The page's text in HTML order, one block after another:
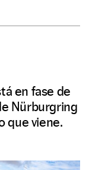
en fase de
Nürburgring
que viene.